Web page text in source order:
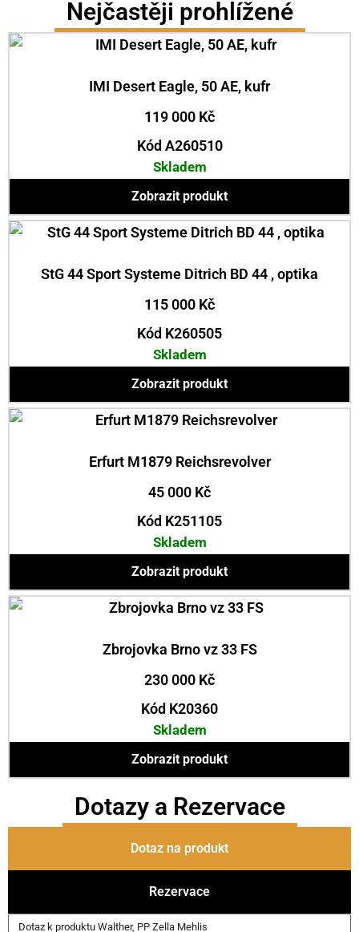
Nejčastěji prohlížené
IMI Desert Eagle, 50 AE, kufr
119 000 Kč
Kód A260510
Skladem
Zobrazit produkt
StG 44 Sport Systeme Ditrich BD 44 , optika
115 000 Kč
Kód K260505
Skladem
Zobrazit produkt
Erfurt M1879 Reichsrevolver
45 000 Kč
Kód K251105
Skladem
Zobrazit produkt
Zbrojovka Brno vz 33 FS
230 000 Kč
Kód K20360
Skladem
Zobrazit produkt
Dotazy a Rezervace
Dotaz na produkt
Rezervace